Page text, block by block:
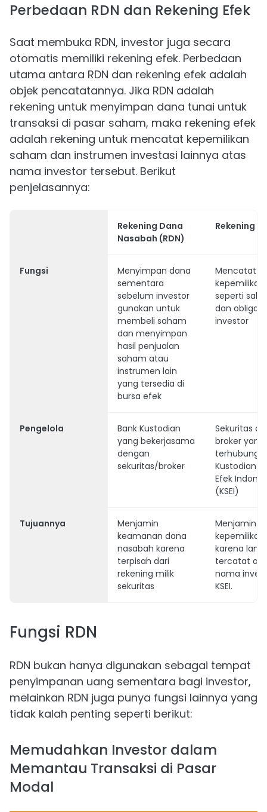
Perbedaan RDN dan Rekening Efek
Saat membuka RDN, investor juga secara
otomatis memiliki rekening efek. Perbedaan
utama antara RDN dan rekening efek adalah
objek pencatatannya. Jika RDN adalah
rekening untuk menyimpan dana tunai untuk
transaksi di pasar saham, maka rekening efek
adalah rekening untuk mencatat kepemilikan
saham dan instrumen investasi lainnya atas
nama investor tersebut. Berikut
penjelasannya:
Rekening Dana
Nasabah (RDN)
Rekening
Fungsi
Menyimpan dana
sementara
sebelum investor
gunakan untuk
membeli saham
dan menyimpan
hasil penjualan
saham atau
instrumen lain
yang tersedia di
bursa efek
Mencatat
seperti
dan obligasi
investor
Pengelola
Bank Kustodian
yang bekerjasama
dengan
sekuritas/broker
Sekuritas
broker yang
terhubung
Kustodian
Efek
(KSEI)
Tujuannya
Menjamin
keamanan dana
nasabah karena
terpisah dari
rekening milik
sekuritas
Menjamin
karena
tercatat
nama
KSEI.
Fungsi RDN
RDN bukan hanya digunakan sebagai tempat
penyimpanan uang sementara bagi investor,
melainkan RDN juga punya fungsi lainnya yang
tidak kalah penting seperti berikut:
Memudahkan Investor dalam
Memantau Transaksi di Pasar
Modal